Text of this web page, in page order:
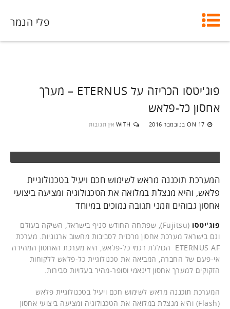
פלי הנמר
פוג'יטסו הכריזה על ETERNUS – מערך
אחסון כל-פלאש
ON 17 בנובמבר 2016 WITH אין תגובות
המערכת תוכננה מראש לשימוש חכם ויעיל בטכנולוגיית
פלאש, והיא מנצלת במלואה את הטכנולוגיה ומציעה ביצועי
אחסון גבוהים וזמני תגובה נמוכים במיוחד
פוג'יטסו
(Fujitsu), שפתחה החודש סניף בישראל, השיקה בעולם
וגם בישראל מערכת אחסון מרכזית לסביבות מחשוב ארגוניות. מערכת
ETERNUS AF הכוללת דגמי כל-פלאש, היא מערכת האחסון המהירה
אי-פעם של החברה, המביאה את טכנולוגיית כל-פלאש ללקוחות
הזקוקים למערך אחסון דינאמי וסופר-מהיר בעלויות סבירות.
המערכת תוכננה מראש לשימוש חכם ויעיל בטכנולוגיית פלאש
(Flash) והיא מנצלת במלואה את הטכנולוגיה ומציעה ביצועי אחסון